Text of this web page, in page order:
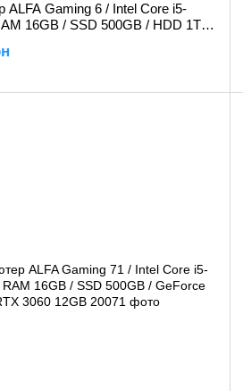
ALFA Gaming 6 / Intel Core i5-
16GB / SSD 500GB / HDD 1TB